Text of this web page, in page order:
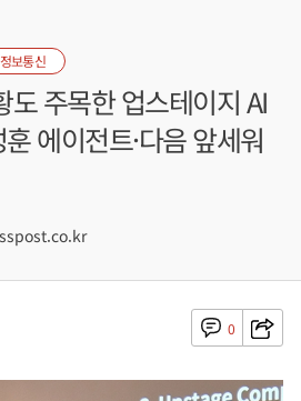
보통신
주목한 업스테이지 AI
에이전트·다음 앞세워
0